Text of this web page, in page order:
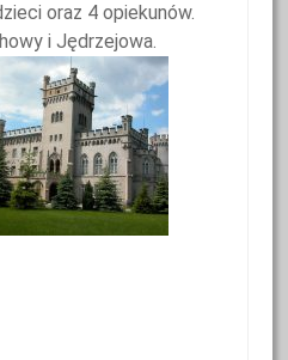
oraz 4 opiekunów.
i Jędrzejowa.